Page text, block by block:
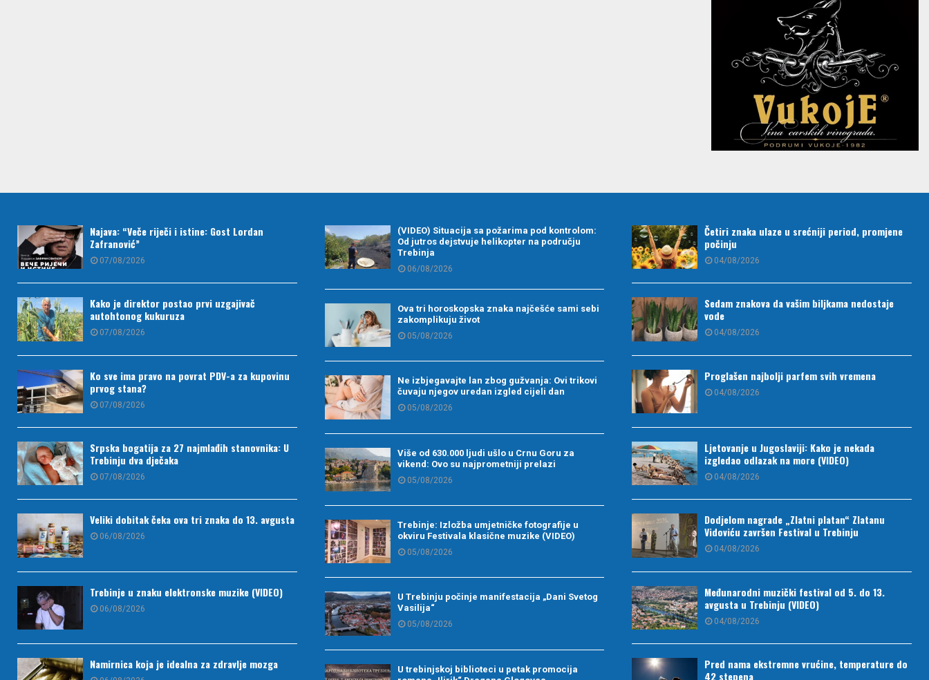
Najava: “Veče riječi i istine: Gost Lordan
Zafranović”
07/08/2026
Kako je direktor postao prvi uzgajivač
autohtonog kukuruza
07/08/2026
Ko sve ima pravo na povrat PDV-a za kupovinu
prvog stana?
07/08/2026
Srpska bogatija za 27 najmlađih stanovnika: U
Trebinju dva dječaka
07/08/2026
Veliki dobitak čeka ova tri znaka do 13. avgusta
06/08/2026
Trebinje u znaku elektronske muzike (VIDEO)
06/08/2026
Namirnica koja je idealna za zdravlje mozga
(VIDEO) Situacija sa požarima pod kontrolom:
Od jutros dejstvuje helikopter na području
Trebinja
06/08/2026
Ova tri horoskopska znaka najčešće sami sebi
zakomplikuju život
05/08/2026
Ne izbjegavajte lan zbog gužvanja: Ovi trikovi
čuvaju njegov uredan izgled cijeli dan
05/08/2026
Više od 630.000 ljudi ušlo u Crnu Goru za
vikend: Ovo su najprometniji prelazi
05/08/2026
Trebinje: Izložba umjetničke fotografije u
okviru Festivala klasične muzike (VIDEO)
05/08/2026
U Trebinju počinje manifestacija „Dani Svetog
Vasilija“
05/08/2026
U trebinjskoj biblioteci u petak promocija
Četiri znaka ulaze u srećniji period, promjene
počinju
04/08/2026
Sedam znakova da vašim biljkama nedostaje
vode
04/08/2026
Proglašen najbolji parfem svih vremena
04/08/2026
Ljetovanje u Jugoslaviji: Kako je nekada
izgledao odlazak na more (VIDEO)
04/08/2026
Dodjelom nagrade „Zlatni platan“ Zlatanu
Vidoviću završen Festival u Trebinju
04/08/2026
Međunarodni muzički festival od 5. do 13.
avgusta u Trebinju (VIDEO)
04/08/2026
Pred nama ekstremne vrućine, temperature do
42 stepena